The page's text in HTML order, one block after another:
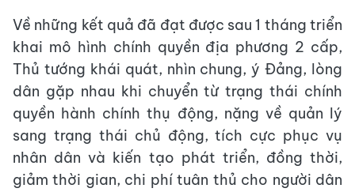
Về những kết quả đã đạt được sau 1 tháng triển
khai mô hình chính quyền địa phương 2 cấp,
Thủ tướng khái quát, nhìn chung, ý Đảng, lòng
dân gặp nhau khi chuyển từ trạng thái chính
quyền hành chính thụ động, nặng về quản lý
sang trạng thái chủ động, tích cực phục vụ
nhân dân và kiến tạo phát triển, đồng thời,
giảm thời gian, chi phí tuân thủ cho người dân